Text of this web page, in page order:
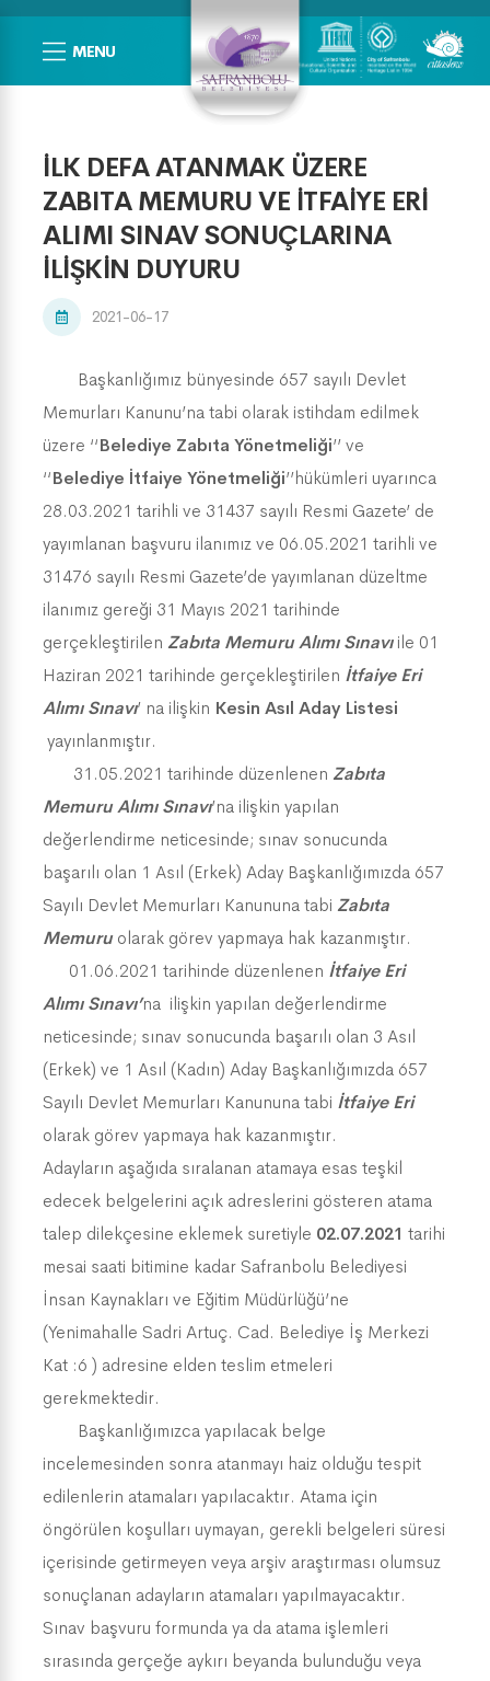
MENU
İLK DEFA ATANMAK ÜZERE
ZABITA MEMURU VE İTFAİYE ERİ
ALIMI SINAV SONUÇLARINA
İLİŞKİN DUYURU
2021-06-17
Başkanlığımız bünyesinde 657 sayılı Devlet
Memurları Kanunu’na tabi olarak istihdam edilmek
üzere ‘‘Belediye Zabıta Yönetmeliği’’ ve
‘‘Belediye İtfaiye Yönetmeliği’’hükümleri uyarınca
28.03.2021 tarihli ve 31437 sayılı Resmi Gazete’ de
yayımlanan başvuru ilanımız ve 06.05.2021 tarihli ve
31476 sayılı Resmi Gazete’de yayımlanan düzeltme
ilanımız gereği 31 Mayıs 2021 tarihinde
gerçekleştirilen Zabıta Memuru Alımı Sınavıile 01
Haziran 2021 tarihinde gerçekleştirilen İtfaiye Eri
Alımı Sınavı’ na ilişkin Kesin Asıl Aday Listesi
yayınlanmıştır.
31.05.2021 tarihinde düzenlenen Zabıta
Memuru Alımı Sınavı’na ilişkin yapılan
değerlendirme neticesinde; sınav sonucunda
başarılı olan 1 Asıl (Erkek) Aday Başkanlığımızda 657
Sayılı Devlet Memurları Kanununa tabi Zabıta
Memuruolarak görev yapmaya hak kazanmıştır.
01.06.2021 tarihinde düzenlenen İtfaiye Eri
Alımı Sınavı’na ilişkin yapılan değerlendirme
neticesinde; sınav sonucunda başarılı olan 3 Asıl
(Erkek) ve 1 Asıl (Kadın) Aday Başkanlığımızda 657
Sayılı Devlet Memurları Kanununa tabi İtfaiye Eri
olarak görev yapmaya hak kazanmıştır.
Adayların aşağıda sıralanan atamaya esas teşkil
edecek belgelerini açık adreslerini gösteren atama
talep dilekçesine eklemek suretiyle 02.07.2021 tarihi
mesai saati bitimine kadar Safranbolu Belediyesi
İnsan Kaynakları ve Eğitim Müdürlüğü’ne
(Yenimahalle Sadri Artuç. Cad. Belediye İş Merkezi
Kat :6 ) adresine elden teslim etmeleri
gerekmektedir.
Başkanlığımızca yapılacak belge
incelemesinden sonra atanmayı haiz olduğu tespit
edilenlerin atamaları yapılacaktır. Atama için
öngörülen koşulları uymayan, gerekli belgeleri süresi
içerisinde getirmeyen veya arşiv araştırması olumsuz
sonuçlanan adayların atamaları yapılmayacaktır.
Sınav başvuru formunda ya da atama işlemleri
sırasında gerçeğe aykırı beyanda bulunduğu veya